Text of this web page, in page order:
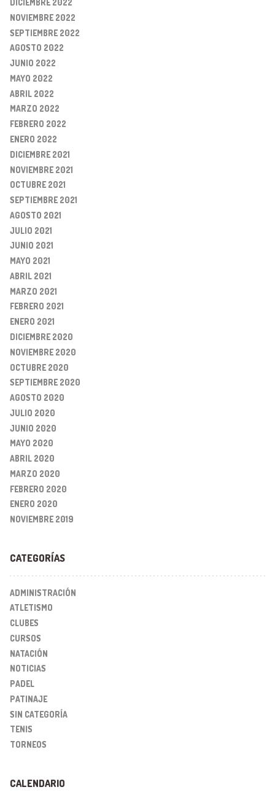
DICIEMBRE 2022
NOVIEMBRE 2022
SEPTIEMBRE 2022
AGOSTO 2022
JUNIO 2022
MAYO 2022
ABRIL 2022
MARZO 2022
FEBRERO 2022
ENERO 2022
DICIEMBRE 2021
NOVIEMBRE 2021
OCTUBRE 2021
SEPTIEMBRE 2021
AGOSTO 2021
JULIO 2021
JUNIO 2021
MAYO 2021
ABRIL 2021
MARZO 2021
FEBRERO 2021
ENERO 2021
DICIEMBRE 2020
NOVIEMBRE 2020
OCTUBRE 2020
SEPTIEMBRE 2020
AGOSTO 2020
JULIO 2020
JUNIO 2020
MAYO 2020
ABRIL 2020
MARZO 2020
FEBRERO 2020
ENERO 2020
NOVIEMBRE 2019
CATEGORÍAS
ADMINISTRACIÓN
ATLETISMO
CLUBES
CURSOS
NATACIÓN
NOTICIAS
PADEL
PATINAJE
SIN CATEGORÍA
TENIS
TORNEOS
CALENDARIO